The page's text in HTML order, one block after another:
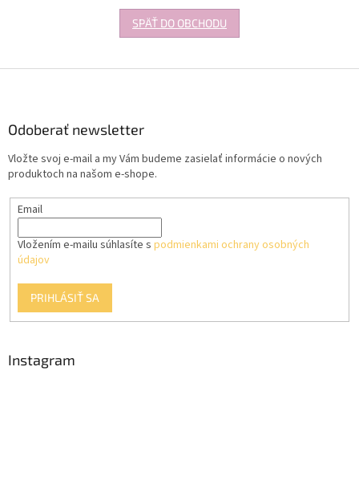
SPÄŤ DO OBCHODU
Odoberať newsletter
Vložte svoj e-mail a my Vám budeme zasielať informácie o nových
produktoch na našom e-shope.
Email
Vložením e-mailu súhlasíte s podmienkami ochrany osobných
údajov
PRIHLÁSIŤ SA
Instagram